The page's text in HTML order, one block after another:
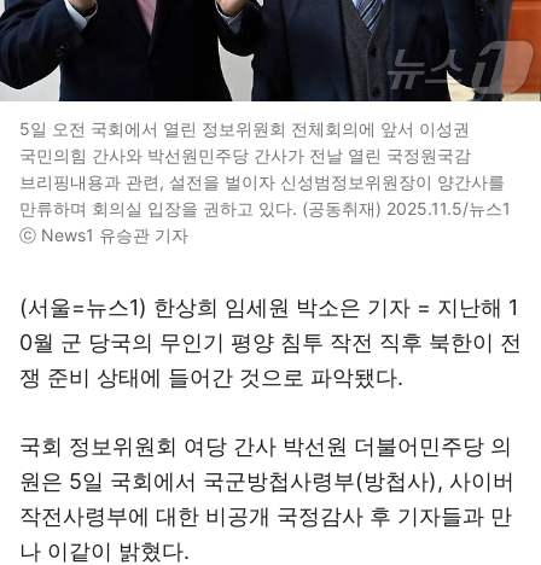
5일 오전 국회에서 열린 정보위원회 전체회의에 앞서 이성권
국민의힘 간사와 박선원민주당 간사가 전날 열린 국정원국감
브리핑내용과 관련, 설전을 벌이자 신성범정보위원장이 양간사를
만류하며 회의실 입장을 권하고 있다. (공동취재) 2025.11.5/뉴스1
ⓒ News1 유승관 기자
(서울=뉴스1) 한상희 임세원 박소은 기자 = 지난해 1
0월 군 당국의 무인기 평양 침투 작전 직후 북한이 전
쟁 준비 상태에 들어간 것으로 파악됐다.
국회 정보위원회 여당 간사 박선원 더불어민주당 의
원은 5일 국회에서 국군방첩사령부(방첩사), 사이버
작전사령부에 대한 비공개 국정감사 후 기자들과 만
나 이같이 밝혔다.